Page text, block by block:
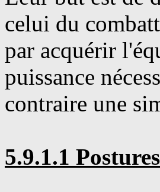
celui du
par acquérir
puissance
contraire une
5.9.1.1 Postures